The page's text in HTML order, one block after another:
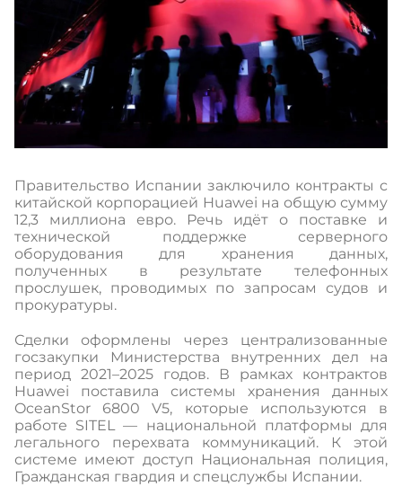
Правительство Испании заключило контракты с
китайской корпорацией Huawei на общую сумму
12,3 миллиона евро. Речь идёт о поставке и
технической поддержке серверного
оборудования для хранения данных,
полученных в результате телефонных
прослушек, проводимых по запросам судов и
прокуратуры.
Сделки оформлены через централизованные
госзакупки Министерства внутренних дел на
период 2021–2025 годов. В рамках контрактов
Huawei поставила системы хранения данных
OceanStor 6800 V5, которые используются в
работе SITEL — национальной платформы для
легального перехвата коммуникаций. К этой
системе имеют доступ Национальная полиция,
Гражданская гвардия и спецслужбы Испании.